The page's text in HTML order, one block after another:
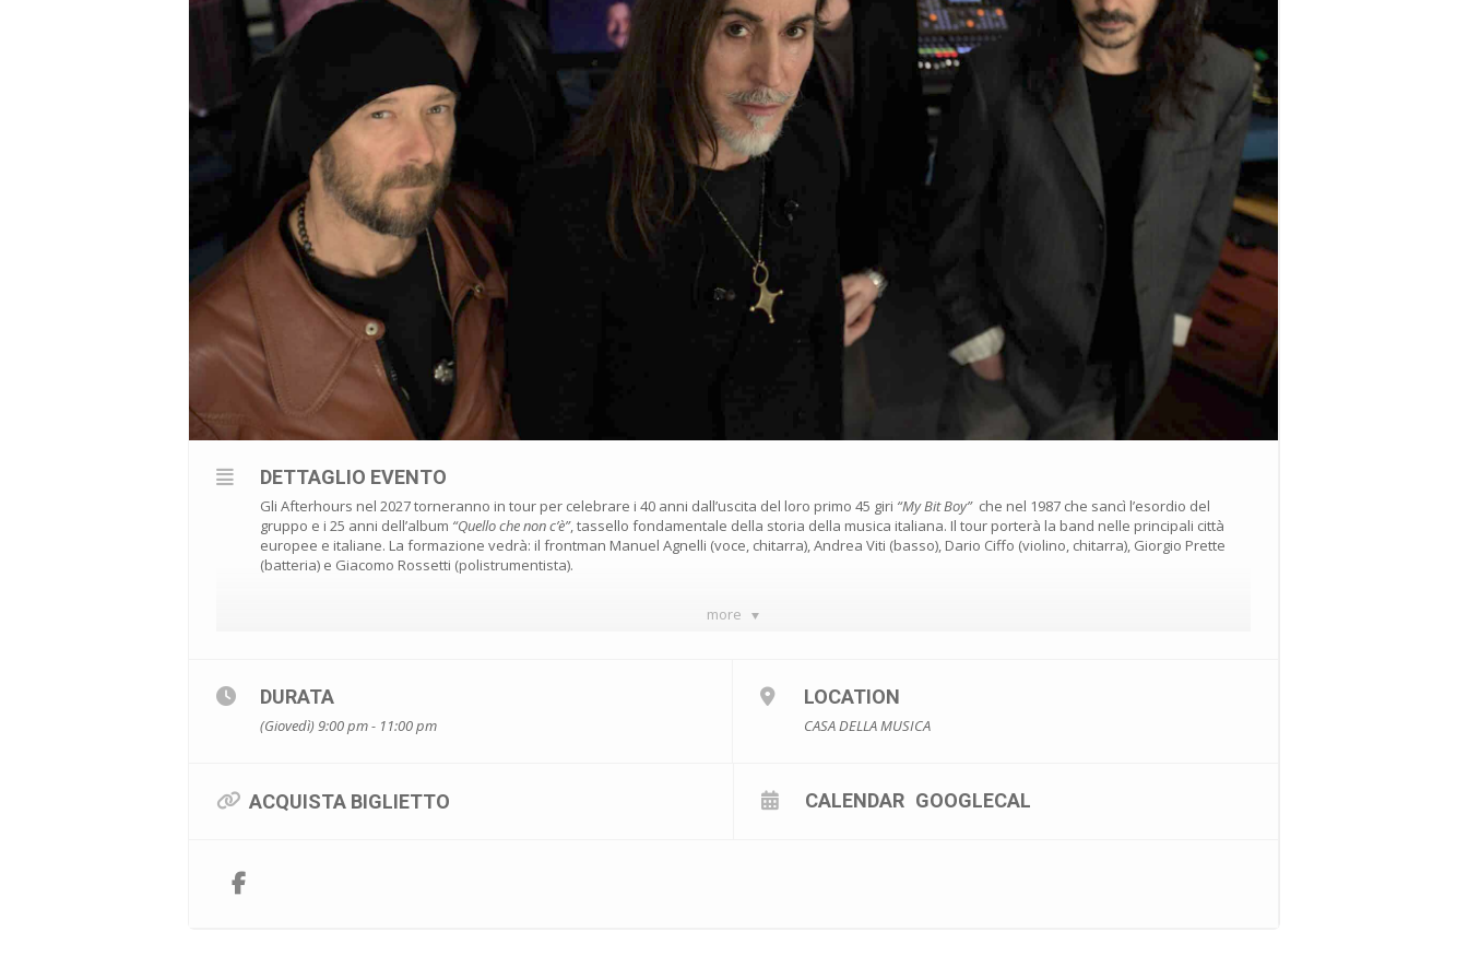
more
DETTAGLIO EVENTO
Gli Afterhours nel 2027 torneranno in tour per celebrare i 40 anni dall’uscita del loro primo 45 giri “My Bit Boy”che nel 1987 che sancì l’esordio del
gruppo e i 25 anni dell’album “Quello che non c’è”, tassello fondamentale della storia della musica italiana. Il tour porterà la band nelle principali città
europee e italiane. La formazione vedrà: il frontman Manuel Agnelli (voce, chitarra), Andrea Viti (basso), Dario Ciffo (violino, chitarra), Giorgio Prette
(batteria) e Giacomo Rossetti (polistrumentista).
DURATA
(Giovedì) 9:00 pm - 11:00 pm
LOCATION
CASA DELLA MUSICA
ACQUISTA BIGLIETTO CALENDAR GOOGLECAL